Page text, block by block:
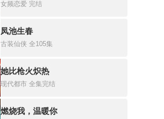
女频恋爱 完结
凤池生春
古装仙侠 全105集
她比枪火炽热
现代都市 全集完结
燃烧我，温暖你